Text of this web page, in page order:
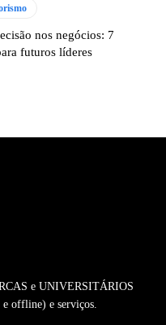
nos negócios: 7
futuros líderes
e UNIVERSITÁRIOS
offline) e serviços.